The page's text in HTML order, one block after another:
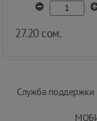
27.20 сом.
Служба поддержки